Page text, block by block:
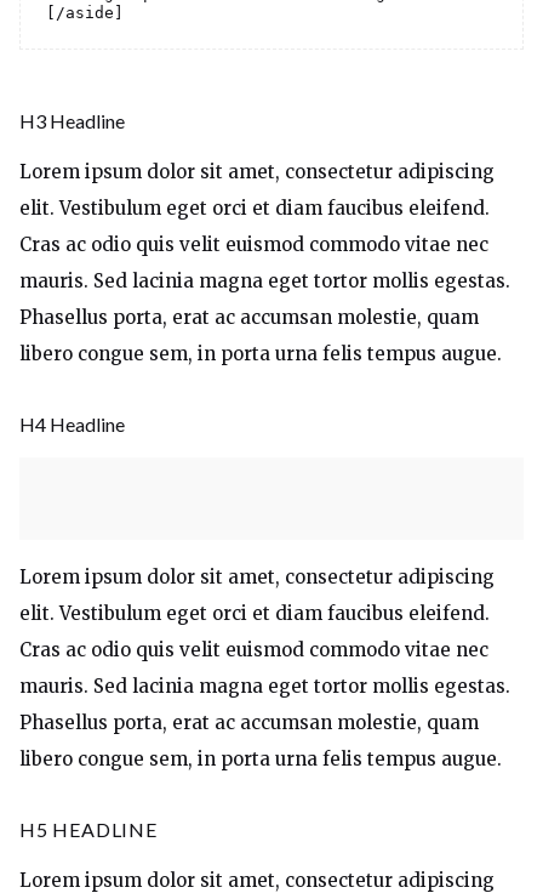
[/aside]
H3 Headline
Lorem ipsum dolor sit amet, consectetur adipiscing
elit. Vestibulum eget orci et diam faucibus eleifend.
Cras ac odio quis velit euismod commodo vitae nec
mauris. Sed lacinia magna eget tortor mollis egestas.
Phasellus porta, erat ac accumsan molestie, quam
libero congue sem, in porta urna felis tempus augue.
H4 Headline
Lorem ipsum dolor sit amet, consectetur adipiscing
elit. Vestibulum eget orci et diam faucibus eleifend.
Cras ac odio quis velit euismod commodo vitae nec
mauris. Sed lacinia magna eget tortor mollis egestas.
Phasellus porta, erat ac accumsan molestie, quam
libero congue sem, in porta urna felis tempus augue.
H5 HEADLINE
Lorem ipsum dolor sit amet, consectetur adipiscing